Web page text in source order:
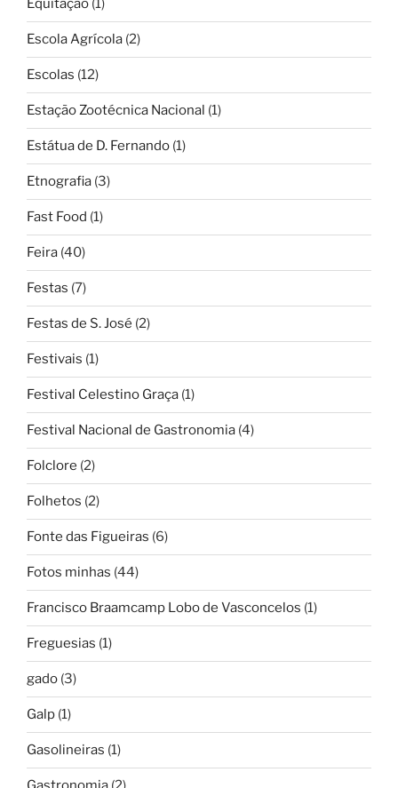
Equitação (1)
Escola Agrícola (2)
Escolas (12)
Estação Zootécnica Nacional (1)
Estátua de D. Fernando (1)
Etnografia (3)
Fast Food (1)
Feira (40)
Festas (7)
Festas de S. José (2)
Festivais (1)
Festival Celestino Graça (1)
Festival Nacional de Gastronomia (4)
Folclore (2)
Folhetos (2)
Fonte das Figueiras (6)
Fotos minhas (44)
Francisco Braamcamp Lobo de Vasconcelos (1)
Freguesias (1)
gado (3)
Galp (1)
Gasolineiras (1)